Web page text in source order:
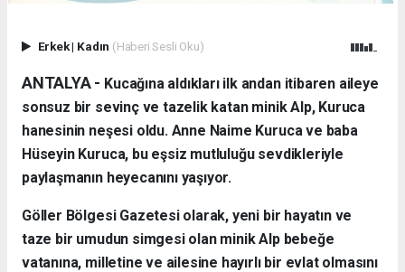
Erkek| Kadın (Haberi Sesli Oku)
ANTALYA - ​ Kucağına aldıkları ilk andan itibaren aileye
sonsuz bir sevinç ve tazelik katan minik Alp, Kuruca
hanesinin neşesi oldu. Anne Naime Kuruca ve baba
Hüseyin Kuruca, bu eşsiz mutluluğu sevdikleriyle
paylaşmanın heyecanını yaşıyor.
​Göller Bölgesi Gazetesi olarak, yeni bir hayatın ve
taze bir umudun simgesi olan minik Alp bebeğe
vatanına, milletine ve ailesine hayırlı bir evlat olmasını